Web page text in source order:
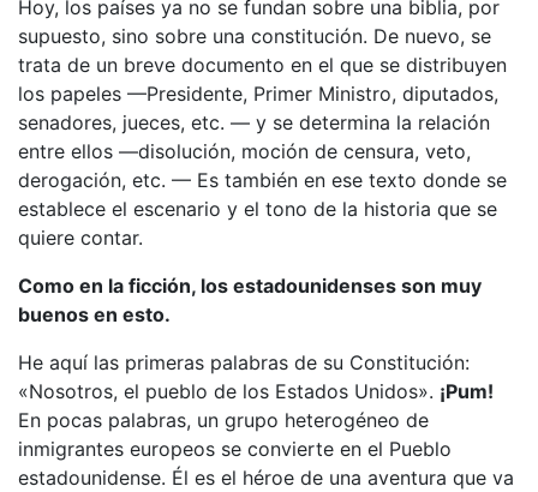
Hoy, los países ya no se fundan sobre una biblia, por
supuesto, sino sobre una constitución. De nuevo, se
trata de un breve documento en el que se distribuyen
los papeles —Presidente, Primer Ministro, diputados,
senadores, jueces, etc. — y se determina la relación
entre ellos —disolución, moción de censura, veto,
derogación, etc. — Es también en ese texto donde se
establece el escenario y el tono de la historia que se
quiere contar.
Como en la ficción, los estadounidenses son muy
buenos en esto.
He aquí las primeras palabras de su Constitución:
«Nosotros, el pueblo de los Estados Unidos». ¡Pum!
En pocas palabras, un grupo heterogéneo de
inmigrantes europeos se convierte en el Pueblo
estadounidense. Él es el héroe de una aventura que va